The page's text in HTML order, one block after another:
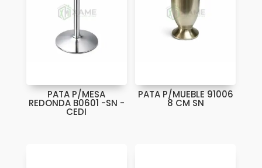
PATA P/MESA
REDONDA B0601 -SN -
CEDI
PATA P/MUEBLE 91006
8 CM SN